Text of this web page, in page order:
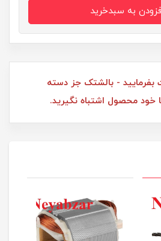
بفرمایید - بالشتک جز دسته
محصول اشتباه نگیرید.